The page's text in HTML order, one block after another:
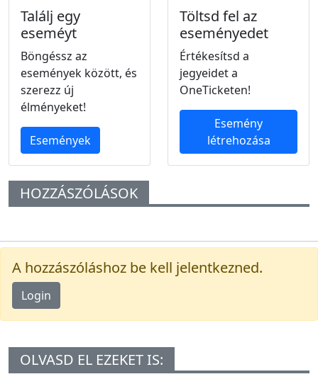
Találj egy
eseméyt
Böngéssz az
események között, és
szerezz új
élményeket!
Események
Töltsd fel az
eseményedet
Értékesítsd a
jegyeidet a
OneTicketen!
Esemény
létrehozása
HOZZÁSZÓLÁSOK
A hozzászóláshoz be kell jelentkezned.
Login
OLVASD EL EZEKET IS: